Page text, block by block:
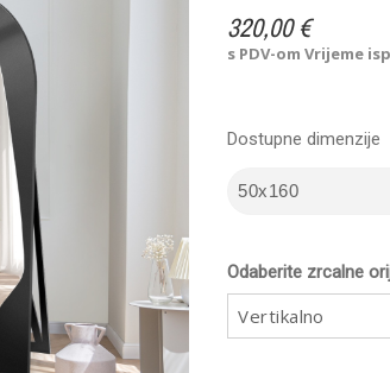
320,00 €
s PDV-omVrijeme
Odaberite zrcalne
Vertikalno
Dostupne dimenzije